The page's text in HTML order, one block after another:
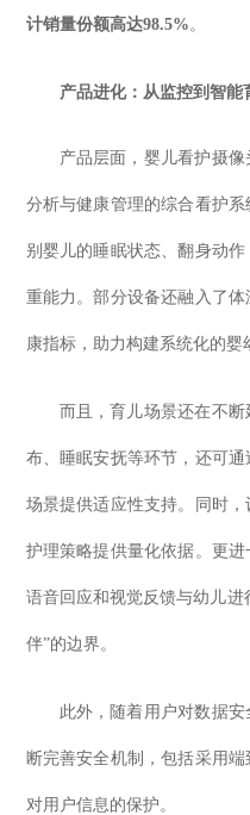
计销量份额高达98.5%。
产品进化：从监控到智能
产品层面，婴儿看护摄
分析与健康管理的综合看护
别婴儿的睡眠状态、翻身动
重能力。部分设备还融入了
康指标，助力构建系统化的婴
而且，育儿场景还在不
布、睡眠安抚等环节，还可
场景提供适应性支持。同时
护理策略提供量化依据。更
语音回应和视觉反馈与幼儿进
伴”的边界。
此外，随着用户对数据
断完善安全机制，包括采用
对用户信息的保护。